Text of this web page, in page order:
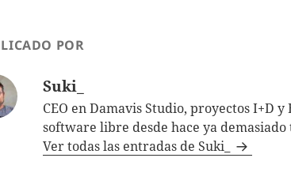
POR
Suki_
CEO en Damavis Studio, proyectos I+D
software libre desde hace ya demasiado
Ver todas las entradas de Suki_